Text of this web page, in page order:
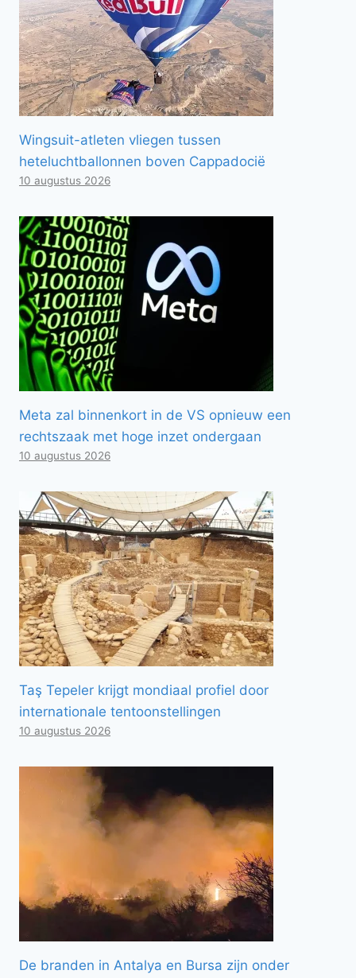
Wingsuit-atleten vliegen tussen
heteluchtballonnen boven Cappadocië
10 augustus 2026
Meta zal binnenkort in de VS opnieuw een
rechtszaak met hoge inzet ondergaan
10 augustus 2026
Taş Tepeler krijgt mondiaal profiel door
internationale tentoonstellingen
10 augustus 2026
De branden in Antalya en Bursa zijn onder